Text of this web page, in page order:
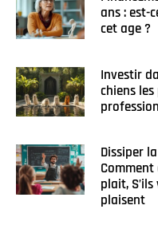
ans : est-
cet age ?
Investir
chiens
Dissiper
Comment
plait,
plaisent